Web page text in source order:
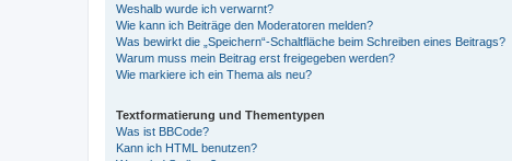
Weshalb wurde ich verwarnt?
Wie kann ich Beiträge den Moderatoren melden?
Was bewirkt die „Speichern“-Schaltfläche beim Schreiben eines Beitrags?
Warum muss mein Beitrag erst freigegeben werden?
Wie markiere ich ein Thema als neu?
Textformatierung und Thementypen
Was ist BBCode?
Kann ich HTML benutzen?